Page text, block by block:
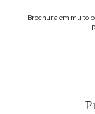
Brochura em muito